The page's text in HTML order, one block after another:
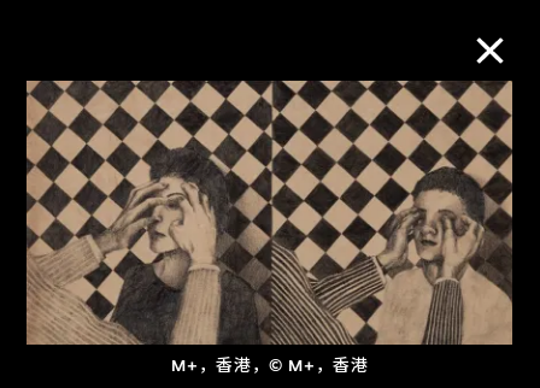
M+，香港，© M+，香港
M+藏品
进一步筛选 搜索